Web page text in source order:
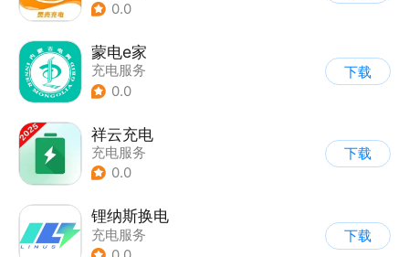
0.0
蒙电e家
充电服务
0.0
下载
祥云充电
充电服务
0.0
下载
锂纳斯换电
充电服务
下载